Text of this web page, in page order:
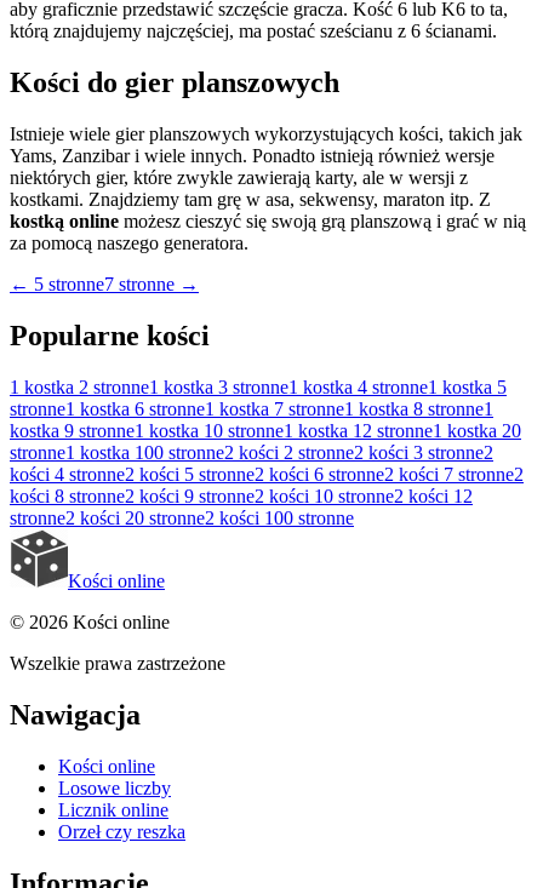
aby graficznie przedstawić szczęście gracza. Kość 6 lub K6 to ta,
którą znajdujemy najczęściej, ma postać sześcianu z 6 ścianami.
Kości do gier planszowych
Istnieje wiele gier planszowych wykorzystujących kości, takich jak
Yams, Zanzibar i wiele innych. Ponadto istnieją również wersje
niektórych gier, które zwykle zawierają karty, ale w wersji z
kostkami. Znajdziemy tam grę w asa, sekwensy, maraton itp. Z
kostką online możesz cieszyć się swoją grą planszową i grać w nią
za pomocą naszego generatora.
← 5 stronne7 stronne →
Popularne kości
1 kostka 2 stronne1 kostka 3 stronne1 kostka 4 stronne1 kostka 5
stronne1 kostka 6 stronne1 kostka 7 stronne1 kostka 8 stronne1
kostka 9 stronne1 kostka 10 stronne1 kostka 12 stronne1 kostka 20
stronne1 kostka 100 stronne2 kości 2 stronne2 kości 3 stronne2
kości 4 stronne2 kości 5 stronne2 kości 6 stronne2 kości 7 stronne2
kości 8 stronne2 kości 9 stronne2 kości 10 stronne2 kości 12
stronne2 kości 20 stronne2 kości 100 stronne
Kości online
© 2026 Kości online
Wszelkie prawa zastrzeżone
Nawigacja
Kości online
Losowe liczby
Licznik online
Orzeł czy reszka